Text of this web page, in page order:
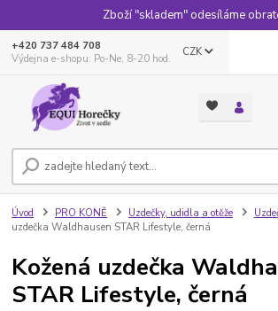
Zboží "skladem" odesíláme
CZK
+420 737 484 708
Výdejna e-shopu: Po-Ne, 8-20 hod.
Úvod PRO KONĚ Uzdečky, udidla a otěže
uzdečka Waldhausen STAR Lifestyle, černá
Kožená uzdečka
STAR Lifestyle, černá